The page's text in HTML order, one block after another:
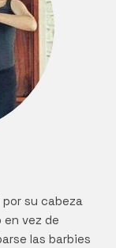
su cabeza
vez de
las barbies